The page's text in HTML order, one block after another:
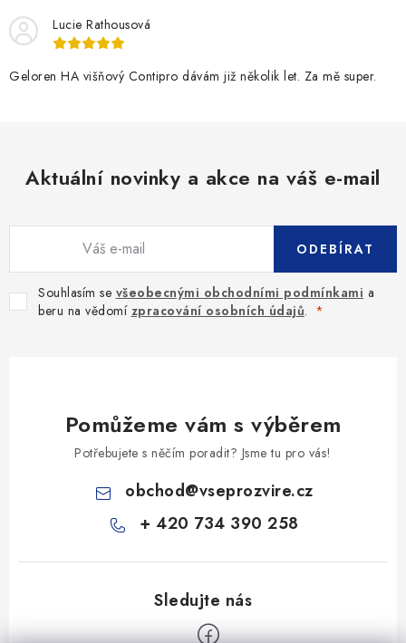
Lucie Rathousová
Geloren HA višňový Contipro dávám již několik let. Za mě super.
Aktuální novinky a akce na váš e-mail
Souhlasím se všeobecnými obchodními podmínkami a
beru na vědomí zpracování osobních údajů.
ODEBÍRAT
Pomůžeme vám s výběrem
Potřebujete s něčím poradit? Jsme tu pro vás!
obchod@vseprozvire.cz
+ 420 734 390 258